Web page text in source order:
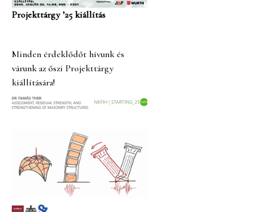
Projekttárgy ’25 kiállítás
Minden érdeklődőt hívunk és
várunk az őszi Projekttárgy
kiállítására!